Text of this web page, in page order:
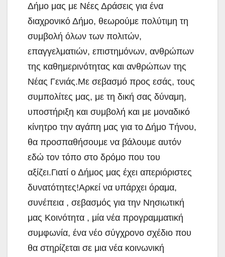
Δήμο μας με Νέες Δράσεις για ένα
διαχρονικό Δήμο, θεωρούμε πολύτιμη τη
συμβολή όλων των πολιτών,
επαγγελματιών, επιστημόνων, ανθρώπων
της καθημερινότητας και ανθρώπων της
Νέας Γενιάς.Με σεβασμό προς εσάς, τους
συμπολίτες μας, με τη δική σας δύναμη,
υποστήριξη και συμβολή και με μοναδικό
κίνητρο την αγάπη μας για το Δήμο Τήνου,
θα προσπαθήσουμε να βάλουμε αυτόν
εδώ τον τόπο στο δρόμο που του
αξίζει.Γιατί ο Δήμος μας έχει απεριόριστες
δυνατότητες!Αρκεί να υπάρχει όραμα,
συνέπεια , σεβασμός για την Νησιωτική
μας Κοινότητα , μία νέα προγραμματική
συμφωνία, ένα νέο σύγχρονο σχέδιο που
θα στηρίζεται σε μια νέα κοινωνική